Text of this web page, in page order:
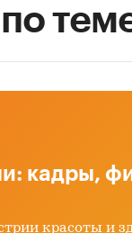
кадры,
красоты и